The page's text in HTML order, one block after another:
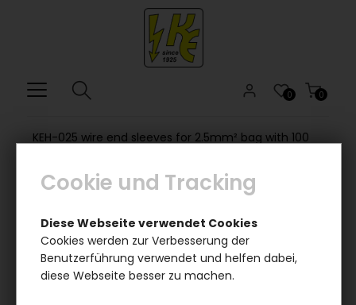
0
0
KEH-025 wire end sleeves for 2.5mm² bag with 100
Cookie und Tracking
Diese Webseite verwendet Cookies
Cookies werden zur Verbesserung der
Benutzerführung verwendet und helfen dabei,
diese Webseite besser zu machen.